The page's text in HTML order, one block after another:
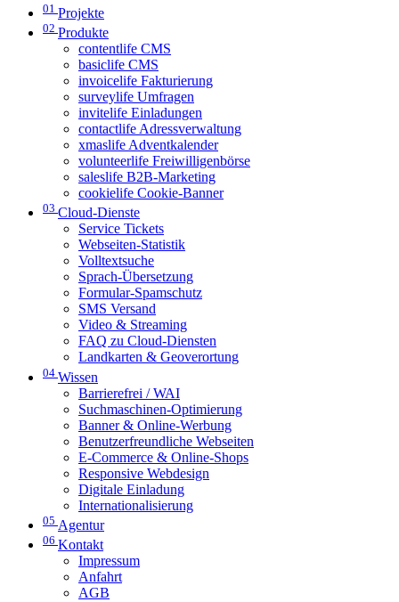
01 Projekte
02 Produkte
contentlife CMS
basiclife CMS
invoicelife Fakturierung
surveylife Umfragen
invitelife Einladungen
contactlife Adressverwaltung
xmaslife Adventkalender
volunteerlife Freiwilligenbörse
saleslife B2B-Marketing
cookielife Cookie-Banner
03 Cloud-Dienste
Service Tickets
Webseiten-Statistik
Volltextsuche
Sprach-Übersetzung
Formular-Spamschutz
SMS Versand
Video & Streaming
FAQ zu Cloud-Diensten
Landkarten & Geoverortung
04 Wissen
Barrierefrei / WAI
Suchmaschinen-Optimierung
Banner & Online-Werbung
Benutzerfreundliche Webseiten
E-Commerce & Online-Shops
Responsive Webdesign
Digitale Einladung
Internationalisierung
05 Agentur
06 Kontakt
Impressum
Anfahrt
AGB